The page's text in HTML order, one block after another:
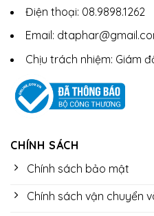
Điện thoại: 08.9898.1262
Email:
Chịu trách nhiệm: Giám
CHÍNH SÁCH
Chính sách bảo mật
Chính sách vận chuyển